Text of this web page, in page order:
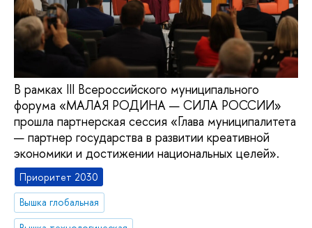
В рамках III Всероссийского муниципального
форума «МАЛАЯ РОДИНА — СИЛА РОССИИ»
прошла партнерская сессия «Глава муниципалитета
— партнер государства в развитии креативной
экономики и достижении национальных целей».
Приоритет 2030
Вышка глобальная